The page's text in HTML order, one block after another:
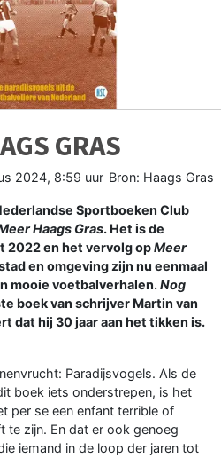
GRAS
2024, 8:59 uur Bron: Haags Gras
Sportboeken Club
Haags Gras. Het is de
2022 en het vervolg opMeer
en omgeving zijn nu eenmaal
mooie voetbalverhalen.Nog
boek van schrijver Martin van
dat hij 30 jaar aan het tikken is.
Paradijsvogels. Als de
boek iets onderstrepen, is het
per se een enfant terrible of
te zijn. En dat er ook genoeg
iemand in de loop der jaren tot